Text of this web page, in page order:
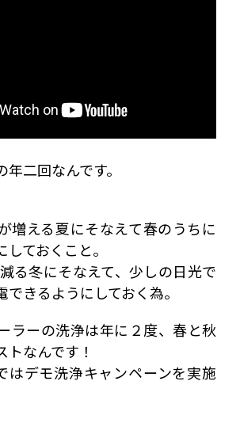
二回なんです。
える夏にそなえて春のうちに
ておくこと。
る冬にそなえて、少しの日光で
きるようにしておく為。
ラーの洗浄は年に２度、春と秋
トなんです！
はデモ洗浄キャンペーンを実施